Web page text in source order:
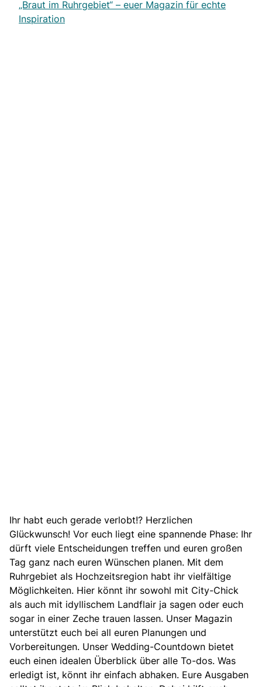
„Braut im Ruhrgebiet“ – euer Magazin für echte
Inspiration
Ihr habt euch gerade verlobt!? Herzlichen
Glückwunsch! Vor euch liegt eine spannende Phase: Ihr
dürft viele Entscheidungen treffen und euren großen
Tag ganz nach euren Wünschen planen. Mit dem
Ruhrgebiet als Hochzeitsregion habt ihr vielfältige
Möglichkeiten. Hier könnt ihr sowohl mit City-Chick
als auch mit idyllischem Landflair ja sagen oder euch
sogar in einer Zeche trauen lassen. Unser Magazin
unterstützt euch bei all euren Planungen und
Vorbereitungen. Unser Wedding-Countdown bietet
euch einen idealen Überblick über alle To-dos. Was
erledigt ist, könnt ihr einfach abhaken. Eure Ausgaben